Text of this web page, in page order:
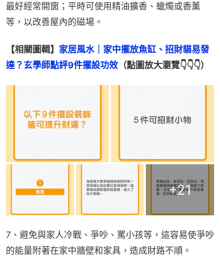
最好經常開窗；平時可使用精油擴香、蠟燭或香薰
等，以改善屋內的磁場。
【相關圖輯】 家居風水｜家中擺放魚缸、招財貓易發
達？玄學師點評9件擺設功效 （點圖放大瀏覽👇👇👇）
+21
7、避免與家人冷戰、爭吵、罵小孩等，這容易使爭吵
的能量附著在家中牆壁和家具，造成財路不順。